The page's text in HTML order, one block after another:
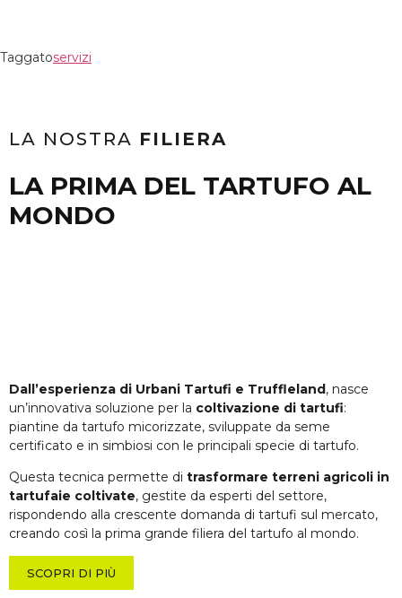
Taggatoservizi
LA NOSTRA FILIERA
LA PRIMA DEL TARTUFO AL
MONDO
Dall’esperienza di Urbani Tartufi e Truffleland, nasce
un’innovativa soluzione per la coltivazione di tartufi:
piantine da tartufo micorizzate, sviluppate da seme
certificato e in simbiosi con le principali specie di tartufo.
Questa tecnica permette di trasformare terreni agricoli in
tartufaie coltivate, gestite da esperti del settore,
rispondendo alla crescente domanda di tartufi sul mercato,
creando così la prima grande filiera del tartufo al mondo.
SCOPRI DI PIÙ